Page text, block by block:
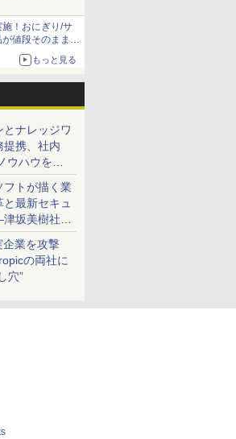
！おにぎり/サ
値段そのままで
もっと見る
とナレッジワ
提携、社内
ウハウを生
記録 for
フトが描く業
最新セキュ
坂美樹社長
を説明
企業を攻撃
の両社に
穴”